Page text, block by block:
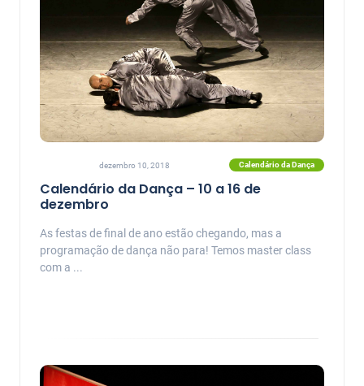
dezembro 10, 2018 Calendário da Dança
Calendário da Dança – 10 a 16 de
dezembro
As festas de final de ano estão chegando, mas a
programação de dança não para! Temos master class
com a ...